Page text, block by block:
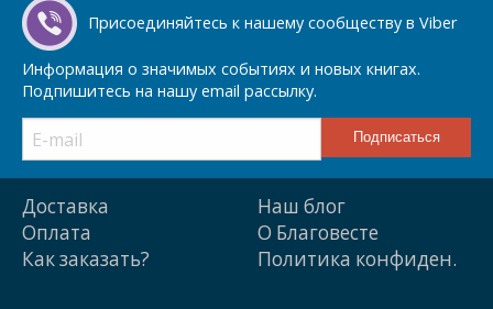
Присоединяйтесь к нашему сообществу в Viber
Информация о значимых событиях и новых книгах.
Подпишитесь на нашу email рассылку.
Доставка
Оплата
Как заказать?
Наш блог
О Благовесте
Политика конфиден.